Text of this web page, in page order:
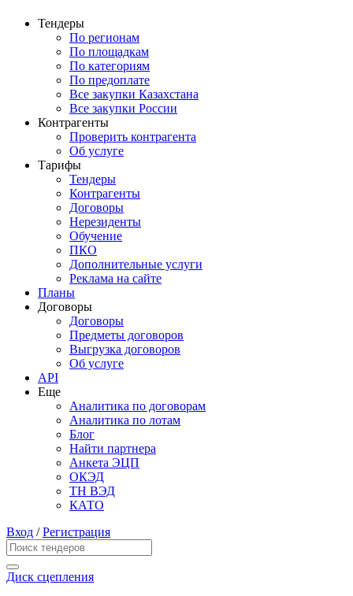
Тендеры
По регионам
По площадкам
По категориям
По предоплате
Все закупки Казахстана
Все закупки России
Контрагенты
Проверить контрагента
Об услуге
Тарифы
Тендеры
Контрагенты
Договоры
Нерезиденты
Обучение
ПКО
Дополнительные услуги
Реклама на сайте
Планы
Договоры
Договоры
Предметы договоров
Выгрузка договоров
Об услуге
API
Еще
Аналитика по договорам
Аналитика по лотам
Блог
Найти партнера
Анкета ЭЦП
ОКЭД
ТН ВЭД
КАТО
Вход /Регистрация
Диск сцепления